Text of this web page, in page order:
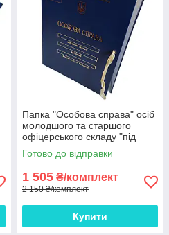
Папка "Особова справа" осіб
молодшого та старшого
офіцерського складу "під
золото", ЦОДНТІ, без
клапанів, бумвініл 10мм*10
шт.
Готово до відправки
1 505 ₴/комплект
2 150 ₴/комплект
Купити